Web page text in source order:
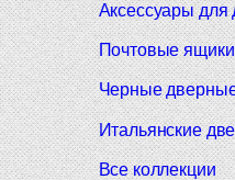
Аксессуары для
Почтовые ящики
Черные
Итальянские
Все коллекции